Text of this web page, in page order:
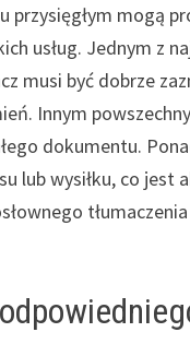
przysięgłym mogą
usług. Jednym z
musi być dobrze
Innym
dokumentu.
lub wysiłku, co jest